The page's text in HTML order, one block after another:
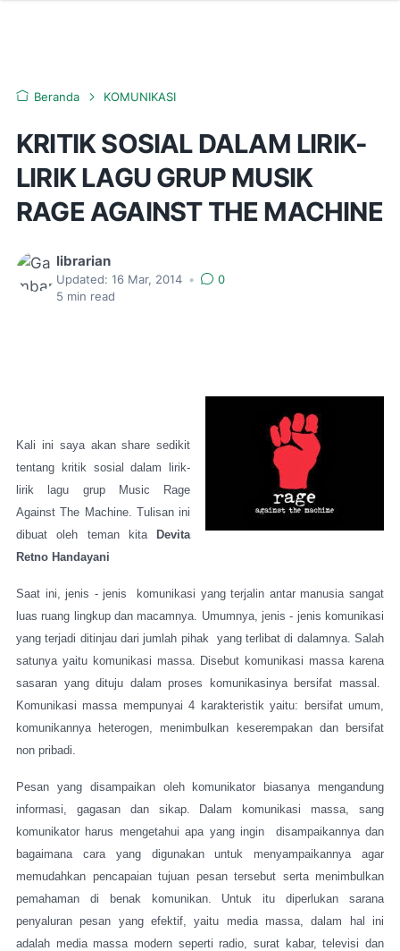
Beranda KOMUNIKASI
KRITIK SOSIAL DALAM LIRIK-
LIRIK LAGU GRUP MUSIK
RAGE AGAINST THE MACHINE
librarian
Updated: 16 Mar, 2014 •
0
5 min read
Kali ini saya akan share sedikit
tentang kritik sosial dalam lirik-
lirik lagu grup Music Rage
Against The Machine. Tulisan ini
dibuat oleh teman kita
Devita
Retno Handayani
Saat ini, jenis - jenis
komunikasi yang terjalin antar manusia sangat
luas ruang lingkup dan macamnya. Umumnya, jenis - jenis komunikasi
yang terjadi ditinjau dari jumlah pihak
yang terlibat di dalamnya. Salah
satunya yaitu komunikasi massa. Disebut komunikasi massa karena
sasaran yang dituju dalam proses komunikasinya bersifat massal.
Komunikasi massa mempunyai 4 karakteristik yaitu: bersifat umum,
komunikannya heterogen, menimbulkan keserempakan dan bersifat
non pribadi.
Pesan yang disampaikan oleh komunikator biasanya mengandung
informasi, gagasan dan sikap. Dalam komunikasi massa, sang
komunikator harus mengetahui apa yang ingin
disampaikannya dan
bagaimana cara yang digunakan untuk menyampaikannya agar
memudahkan pencapaian tujuan pesan tersebut serta menimbulkan
pemahaman di benak komunikan. Untuk itu diperlukan sarana
penyaluran pesan yang efektif, yaitu media massa, dalam hal ini
adalah media massa modern seperti radio, surat kabar, televisi dan